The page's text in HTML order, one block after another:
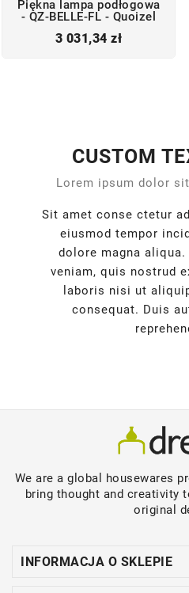
Piękna lampa podłogowa
- QZ-BELLE-FL - Quoizel
3 031,34 złCena
CUSTOM
Lorem ipsum dolor
Sit amet conse ctetur
eiusmod tempor
dolore magna
veniam, quis nostrud
laboris nisi ut
consequat. Duis
We are a global housewares
bring thought and creativity
original
INFORMACJA O SKLEPIE